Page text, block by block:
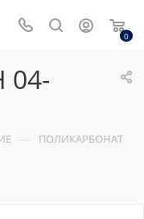
0
04-
— ПОЛИКАРБОНАТ